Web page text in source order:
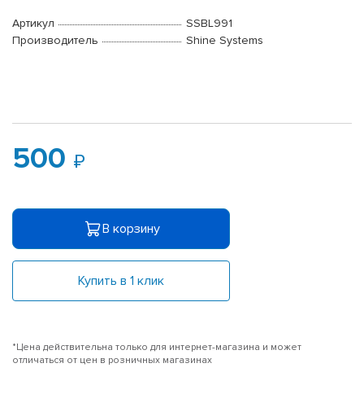
Артикул
SSBL991
Производитель
Shine Systems
500
В корзину
Купить в 1 клик
*Цена действительна только для интернет-магазина и может
отличаться от цен в розничных магазинах